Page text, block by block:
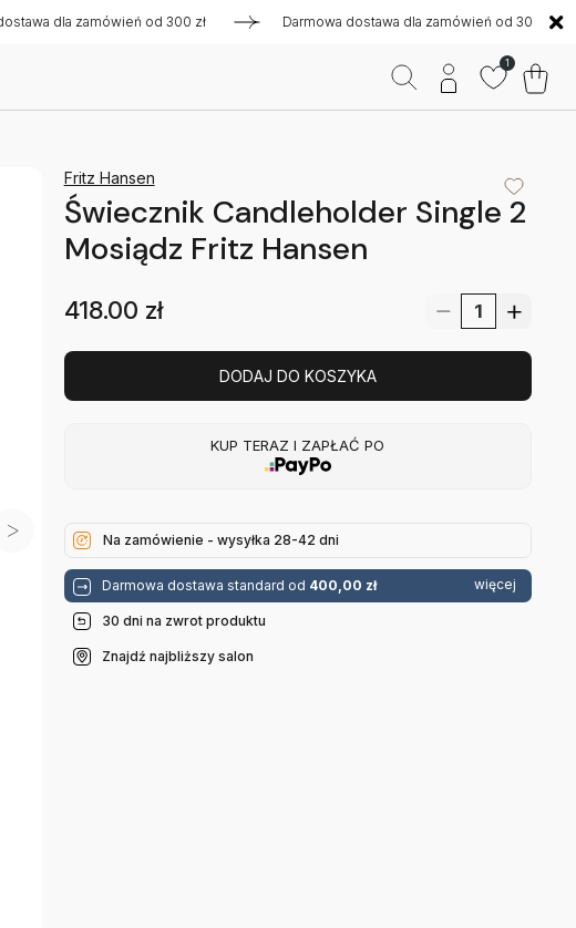
dla zamówień od 300 zł Darmowa dostawa dla zamówień od 300 zł
1
Fritz Hansen
Świecznik Candleholder Single 2
Mosiądz Fritz Hansen
418.00 zł
DODAJ DO KOSZYKA
KUP TERAZ I ZAPŁAĆ PO
Na zamówienie - wysyłka 28-42 dni
Darmowa dostawa standard od 400,00 zł więcej
30 dni na zwrot produktu
Znajdź najbliższy salon